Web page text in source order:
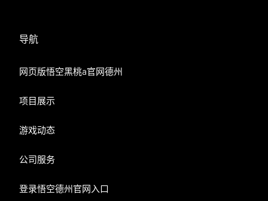
导航
网页版悟空黑桃a官网德州
项目展示
游戏动态
公司服务
登录悟空德州官网入口